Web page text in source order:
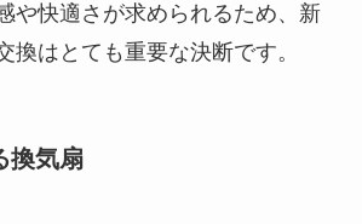
や快適さが求められるため、新
換はとても重要な決断です。
換気扇